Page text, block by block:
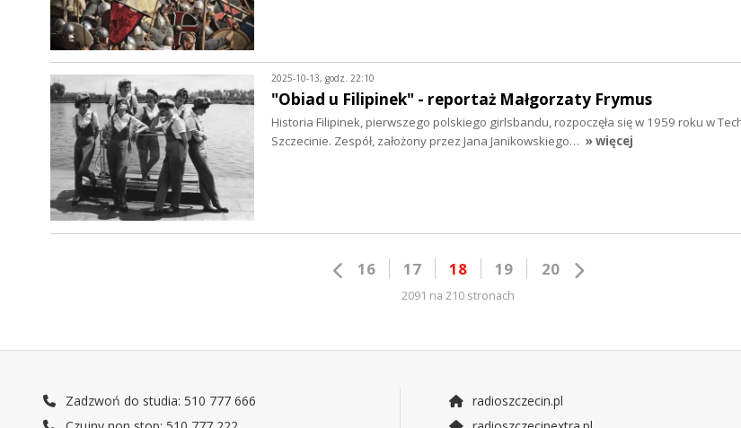
2025-10-13, godz. 22:10
"Obiad u Filipinek" - reportaż Małgorzaty Frymus
Historia Filipinek, pierwszego polskiego girlsbandu, rozpoczęła się w 1959 roku w
Szczecinie. Zespół, założony przez Jana Janikowskiego… » więcej
16 17 18 19 20
2091 na 210 stronach
Zadzwoń do studia: 510 777 666
radioszczecin.pl